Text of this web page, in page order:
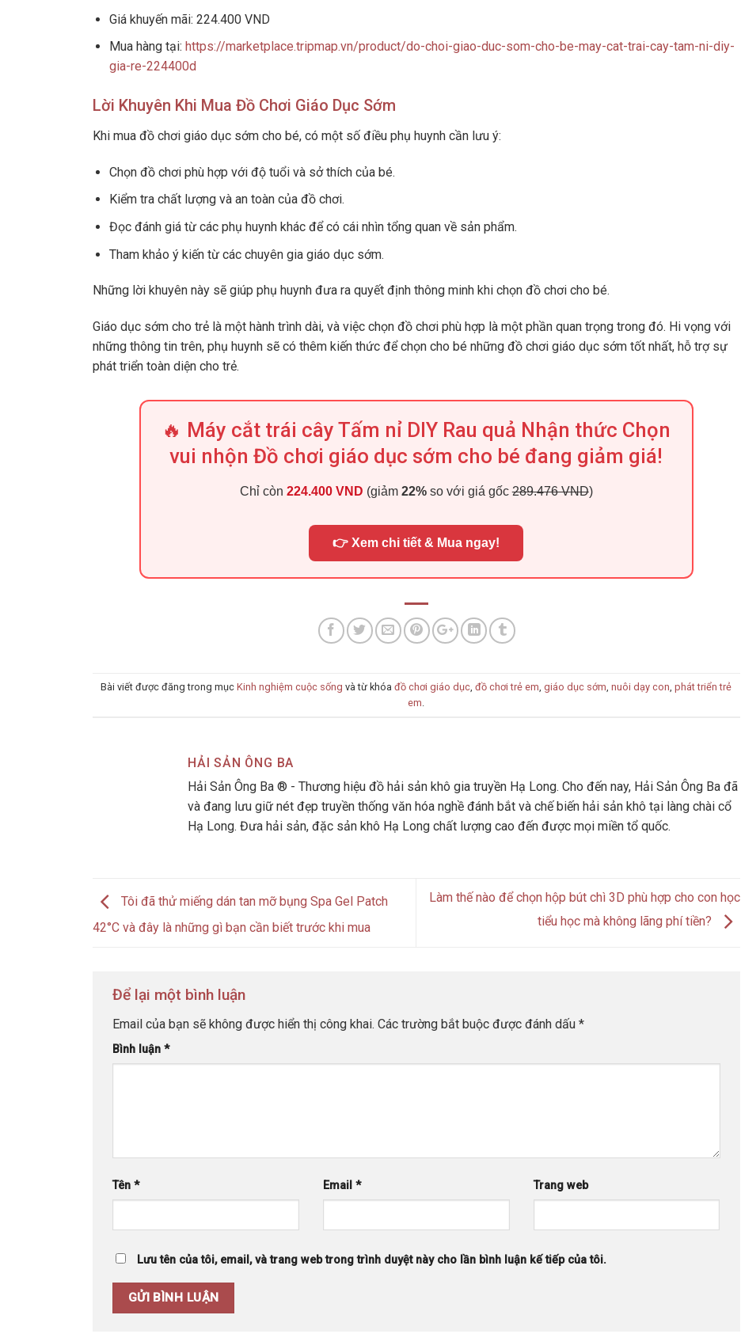
Giá khuyến mãi: 224.400 VND
Mua hàng tại: https://marketplace.tripmap.vn/product/do-choi-giao-duc-som-cho-be-may-cat-trai-cay-tam-ni-diy-
gia-re-224400d
Lời Khuyên Khi Mua Đồ Chơi Giáo Dục Sớm
Khi mua đồ chơi giáo dục sớm cho bé, có một số điều phụ huynh cần lưu ý:
Chọn đồ chơi phù hợp với độ tuổi và sở thích của bé.
Kiểm tra chất lượng và an toàn của đồ chơi.
Đọc đánh giá từ các phụ huynh khác để có cái nhìn tổng quan về sản phẩm.
Tham khảo ý kiến từ các chuyên gia giáo dục sớm.
Những lời khuyên này sẽ giúp phụ huynh đưa ra quyết định thông minh khi chọn đồ chơi cho bé.
Giáo dục sớm cho trẻ là một hành trình dài, và việc chọn đồ chơi phù hợp là một phần quan trọng trong đó. Hi vọng với
những thông tin trên, phụ huynh sẽ có thêm kiến thức để chọn cho bé những đồ chơi giáo dục sớm tốt nhất, hỗ trợ sự
phát triển toàn diện cho trẻ.
🔥 Máy cắt trái cây Tấm nỉ DIY Rau quả Nhận thức Chọn
vui nhộn Đồ chơi giáo dục sớm cho bé đang giảm giá!
Chỉ còn 224.400 VND (giảm 22%so với giá gốc289.476 VND)
👉 Xem chi tiết & Mua ngay!
Bài viết được đăng trong mụcKinh nghiệm cuộc sống và từ khóađồ chơi giáo dục ,đồ chơi trẻ em ,giáo dục sớm ,nuôi dạy con ,phát triển trẻ
em
HẢI SẢN ÔNG BA
Hải Sản Ông Ba ® - Thương hiệu đồ hải sản khô gia truyền Hạ Long. Cho đến nay, Hải Sản Ông Ba đã
và đang lưu giữ nét đẹp truyền thống văn hóa nghề đánh bắt và chế biến hải sản khô tại làng chài cổ
Hạ Long. Đưa hải sản, đặc sản khô Hạ Long chất lượng cao đến được mọi miền tổ quốc.
Tôi đã thử miếng dán tan mỡ bụng Spa Gel Patch
42°C và đây là những gì bạn cần biết trước khi mua
Làm thế nào để chọn hộp bút chì 3D phù hợp cho con học
tiểu học mà không lãng phí tiền?
Để lại một bình luận
Email của bạn sẽ không được hiển thị công khai. Các trường bắt buộc được đánh dấu *
Bình luận *
Tên * Email * Trang web
Lưu tên của tôi, email, và trang web trong trình duyệt này cho lần bình luận kế tiếp của tôi.